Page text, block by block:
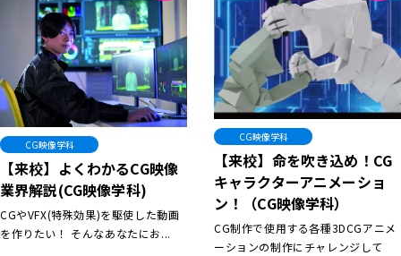
CG映像学科
【来校】よくわかるCG映像
業界解説(CG映像学科)
CGやVFX(特殊効果)を駆使した動画
を作りたい！ そんなあなたにお...
CG映像学科
【来校】命を吹き込め！CG
キャラクターアニメーショ
ン！（CG映像学科）
CG制作で使用する各種3DCGアニメ
ーションの制作にチャレンジして